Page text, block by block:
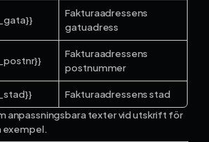
Fakturaadressens
gatuadress
Fakturaadressens
postnummer
Fakturaadressens stad
anpassningsbara texter vid utskrift för
exempel.